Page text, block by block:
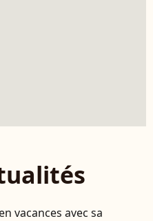
vacances avec sa